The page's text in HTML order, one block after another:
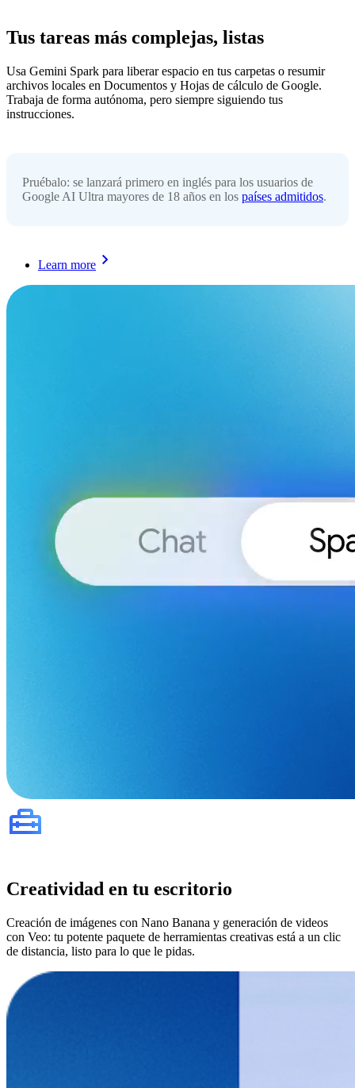
Tus tareas más complejas, listas
Usa Gemini Spark para liberar espacio en tus carpetas o resumir
archivos locales en Documentos y Hojas de cálculo de Google.
Trabaja de forma autónoma, pero siempre siguiendo tus
instrucciones.
Pruébalo: se lanzará primero en inglés para los usuarios de
Google AI Ultra mayores de 18 años en los países admitidos.
Learn more
Creatividad en tu escritorio
Creación de imágenes con Nano Banana y generación de videos
con Veo: tu potente paquete de herramientas creativas está a un clic
de distancia, listo para lo que le pidas.